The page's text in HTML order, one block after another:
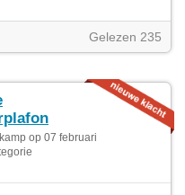
Gelezen 235
op 07 februari